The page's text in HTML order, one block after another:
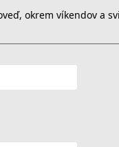
okrem víkendov a